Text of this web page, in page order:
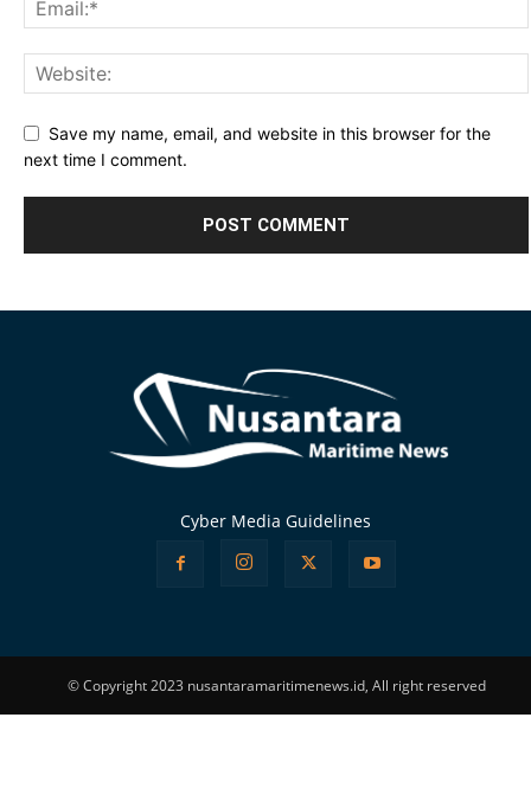
Save my name, email, and website in this browser for the
next time I comment.
Cyber Media Guidelines
© Copyright 2023 nusantaramaritimenews.id, All right reserved